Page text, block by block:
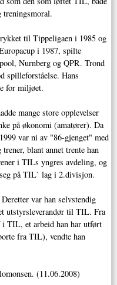
treningsmoral.
til Tippeligaen i 1985 og
i 1987, spilte
Nurnberg og QPR. Trond
spilleforståelse. Hans
for miljøet.
mange store opplevelser
på økonomi (amatører). Da
var ni av "86-gjenget" med
blant annet trente han
i TILs yngres avdeling, og
på TIL` lag i 2.divisjon.
var han selvstendig
utstyrsleverandør til TIL. Fra
i TIL, et arbeid han har utført
fra TIL), vendte han
(11.06.2008)